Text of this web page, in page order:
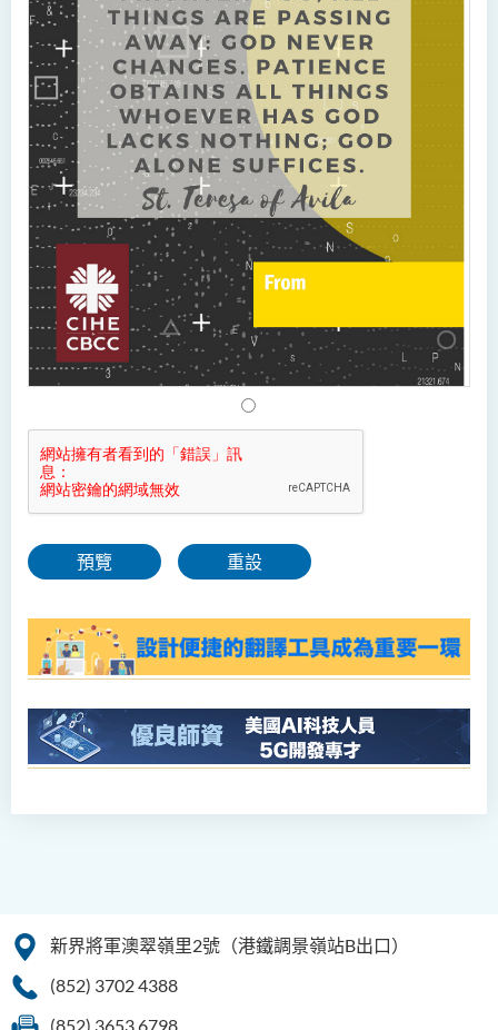
預覽 重設
新界將軍澳翠嶺里2號（港鐵調景嶺站B出口）
(852) 3702 4388
(852) 3653 6798